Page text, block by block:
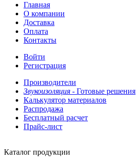
Главная
О компании
Доставка
Оплата
Контакты
Войти
Регистрация
Производители
Звукоизоляция - Готовые решения
Калькулятор материалов
Распродажа
Бесплатный расчет
Прайс-лист
Каталог продукции